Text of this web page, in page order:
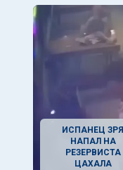
ИСПАНЕЦ ЗРЯ
НАПАЛ НА
РЕЗЕРВИСТА
ЦАХАЛА